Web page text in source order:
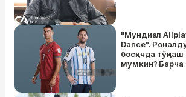
"Мундиал
Dance".
босқичда
мумкин?